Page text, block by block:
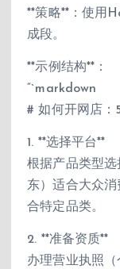
**策略**：使用
成段。
**示例结构**：
“`markdown
# 如何开网店：
1. **选择平台**
根据产品类型
东）适合大众
合特定品类。
2. **准备资质**
办理营业执照